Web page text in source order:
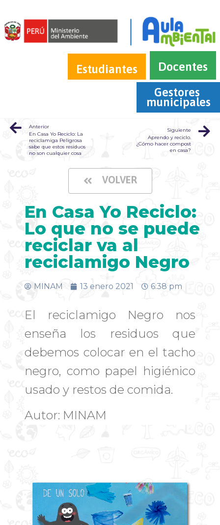
Estudiantes
Docentes
Gestores
municipales
Anterior
En Casa Yo Reciclo: La
reciclamiga Peligrosa
sabe que estos residuos
no son cualquier cosa
Siguiente
Aprendo y reciclo.
¿Cómo hacer compost
en casa?
VOLVER
En Casa Yo Reciclo:
Lo que no se puede
reciclar va al
reciclamigo Negro
MINAM 13 enero 2021 6:38 pm
El reciclamigo Negro nos
enseña los residuos que
debemos colocar en el tacho
negro, como papel higiénico
usado y restos de comida.
Autor: MINAM